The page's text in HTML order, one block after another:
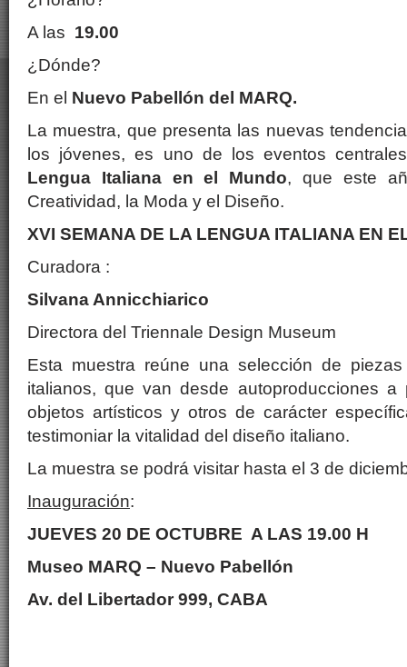
A las 19.00
¿Dónde?
En el Nuevo Pabellón del MARQ.
La muestra, que presenta las nuevas
los jóvenes, es uno de los eventos
Lengua Italiana en el Mundo, que este
Creatividad, la Moda y el Diseño.
XVI SEMANA DE LA LENGUA ITALIANA EN
Curadora :
Silvana Annicchiarico
Directora del Triennale Design Museum
Esta muestra reúne una selección de
italianos, que van desde autoproducciones a
objetos artísticos y otros de carácter
testimoniar la vitalidad del diseño italiano.
La muestra se podrá visitar hasta el 3 de
Inauguración:
JUEVES 20 DE OCTUBRE A LAS 19.00 H
Museo MARQ – Nuevo Pabellón
Av. del Libertador 999, CABA